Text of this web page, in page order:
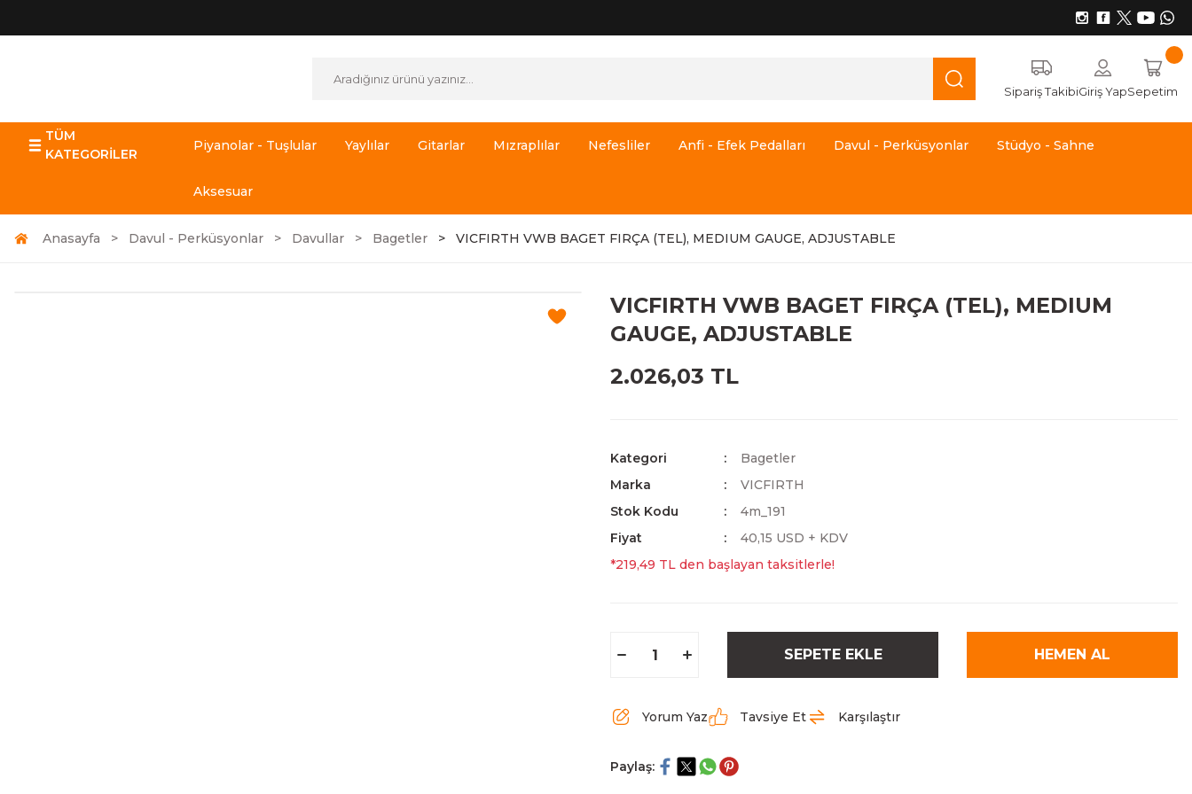
Sipariş TakibiGiriş YapSepetim
TÜM
KATEGORİLER
Piyanolar - Tuşlular Yaylılar Gitarlar Mızraplılar Nefesliler Anfi - Efek Pedalları Davul - Perküsyonlar Stüdyo - Sahne
Aksesuar
Anasayfa Davul - Perküsyonlar Davullar Bagetler VICFIRTH VWB BAGET FIRÇA (TEL), MEDIUM GAUGE, ADJUSTABLE
VICFIRTH VWB BAGET FIRÇA (TEL), MEDIUM
GAUGE, ADJUSTABLE
2.026,03 TL
Kategori
Bagetler
Marka
VICFIRTH
Stok Kodu
4m_191
Fiyat
40,15 USD + KDV
*219,49 TL den başlayan taksitlerle!
SEPETE EKLE HEMEN AL
Yorum Yaz Tavsiye Et Karşılaştır
Paylaş: